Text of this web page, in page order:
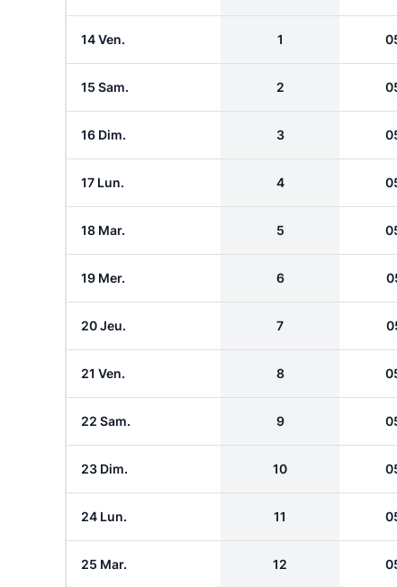
14 Ven. 1
15 Sam. 2
16 Dim. 3
17 Lun. 4
18 Mar. 5
19 Mer. 6
20 Jeu. 7
21 Ven. 8
22 Sam. 9
23 Dim. 10
24 Lun. 11
25 Mar. 12